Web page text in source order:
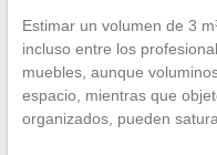
Estimar un volumen de 3
incluso entre los
muebles, aunque
espacio, mientras que
organizados, pueden